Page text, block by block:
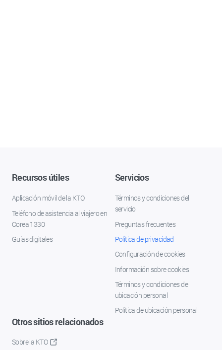
Recursos útiles
Aplicación móvil de la KTO
Teléfono de asistencia al viajero en
Corea 1330
Guías digitales
Servicios
Términos y condiciones del
servicio
Preguntas frecuentes
Política de privacidad
Configuración de cookies
Información sobre cookies
Términos y condiciones de
ubicación personal
Política de ubicación personal
Otros sitios relacionados
Sobre la KTO